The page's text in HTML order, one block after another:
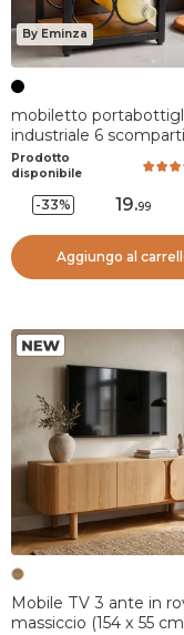
By Eminza
mobiletto
industriale 6
(H20 cm) Sacha Nero
Prodotto
disponibile
-33% 19.99
Aggiungo al
Mobile TV 3 ante in
massiccio (154 x 55